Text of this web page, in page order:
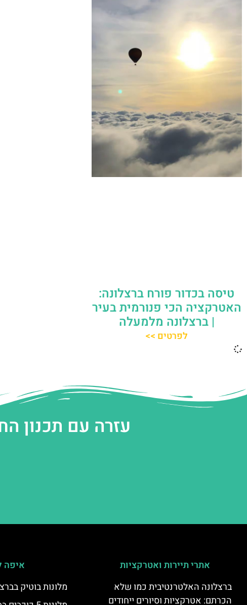
טיסה בכדור פורח ברצלונה:
האטרקציה הכי פנורמית בעיר
| ברצלונה מלמעלה
לפרטים >>
עזרה עם תכנון
אתרי תיירות ואטרקציות
ברצלונה האלטרנטיבית כמו שלא
הכרתם: אטרקציות וסיורים ייחודים
איפה
מלונות בוטיק